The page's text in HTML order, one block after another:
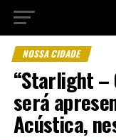
NOSSA CIDADE
“Starlight –
será
Acústica,